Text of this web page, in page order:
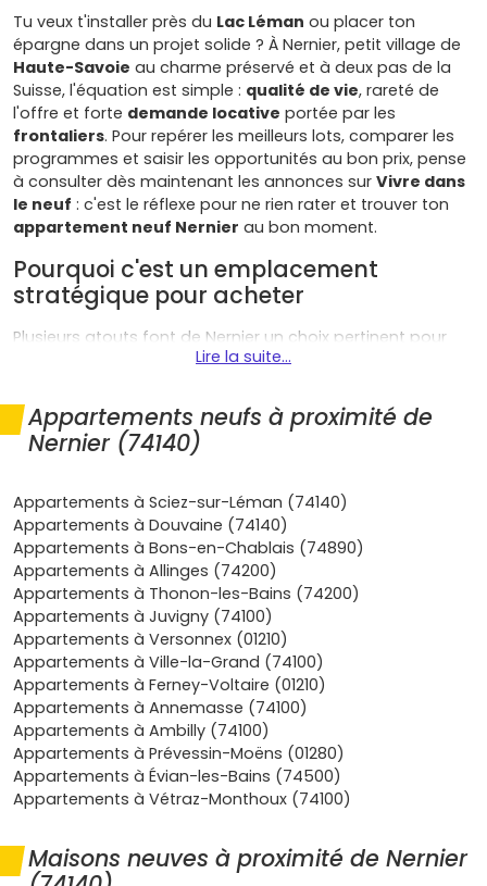
Tu veux t'installer près du Lac Léman ou placer ton
épargne dans un projet solide ? À Nernier, petit village de
Haute-Savoie au charme préservé et à deux pas de la
Suisse, l'équation est simple : qualité de vie, rareté de
l'offre et forte demande locative portée par les
frontaliers. Pour repérer les meilleurs lots, comparer les
programmes et saisir les opportunités au bon prix, pense
à consulter dès maintenant les annonces sur Vivre dans
le neuf : c'est le réflexe pour ne rien rater et trouver ton
appartement neuf Nernier au bon moment.
Pourquoi c'est un emplacement
stratégique pour acheter
Plusieurs atouts font de Nernier un choix pertinent pour
frontalierstravaillant à Genève ou Nyon. La
proximité de Messery, Chens-sur-Léman et Yvoire
Offre limitée de programmes neufs dans un village
très préservé : cette rareté soutient les
valeur dans le temps.
Qualité de vie premiumentre port, berges, nature et
commerces de proximité. Idéal si tu veux un cadre
paisible sans renoncer aux commodités.
Normes RE 2020pour le neuf : confort thermique et
acoustique, charges maîtriséeset faibles
émissions. Parfait pour habiter longtemps ou louer
sans mauvaise surprise.
Facilités pratiques: axes vers Thonon-les-Bains,
Genève, écoles et services à quelques minutes dans
les communes voisines.
Quels types de logements tu peux
Studios et T2
— Parfaits pour un premier achat ou un
Lire la suite...
Appartements neufs à proximité de
Nernier (74140)
Appartements à Sciez-sur-Léman (74140)
Appartements à Douvaine (74140)
Appartements à Bons-en-Chablais (74890)
Appartements à Allinges (74200)
Appartements à Thonon-les-Bains (74200)
Appartements à Juvigny (74100)
Appartements à Versonnex (01210)
Appartements à Ville-la-Grand (74100)
Appartements à Ferney-Voltaire (01210)
Appartements à Annemasse (74100)
Appartements à Ambilly (74100)
Appartements à Prévessin-Moëns (01280)
Appartements à Évian-les-Bains (74500)
Appartements à Vétraz-Monthoux (74100)
Maisons neuves à proximité de Nernier